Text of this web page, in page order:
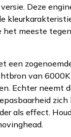
Deze
het meeste
zogenoemde
van
Echter neemt
als effect.